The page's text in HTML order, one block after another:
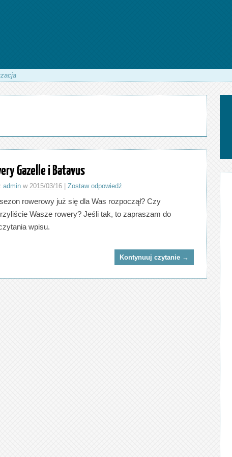
Gazelle i Batavus
admin w 2015/03/16 Zostaw odpowiedź
rowerowy już się dla Was rozpoczął? Czy
Wasze rowery? Jeśli tak, to zapraszam do
wpisu.
Kontynuuj czytanie →